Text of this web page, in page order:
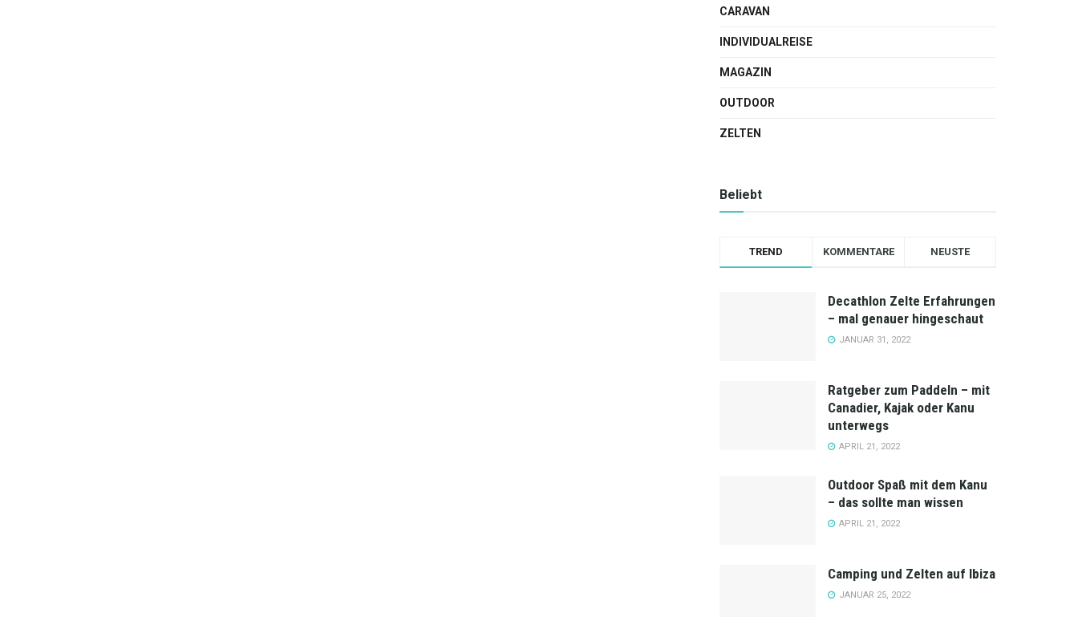
CARAVAN
INDIVIDUALREISE
MAGAZIN
OUTDOOR
ZELTEN
Beliebt
TREND KOMMENTARE NEUSTE
Decathlon Zelte Erfahrungen
– mal genauer hingeschaut
JANUAR 31, 2022
Ratgeber zum Paddeln – mit
Canadier, Kajak oder Kanu
unterwegs
APRIL 21, 2022
Outdoor Spaß mit dem Kanu
– das sollte man wissen
APRIL 21, 2022
Camping und Zelten auf Ibiza
JANUAR 25, 2022